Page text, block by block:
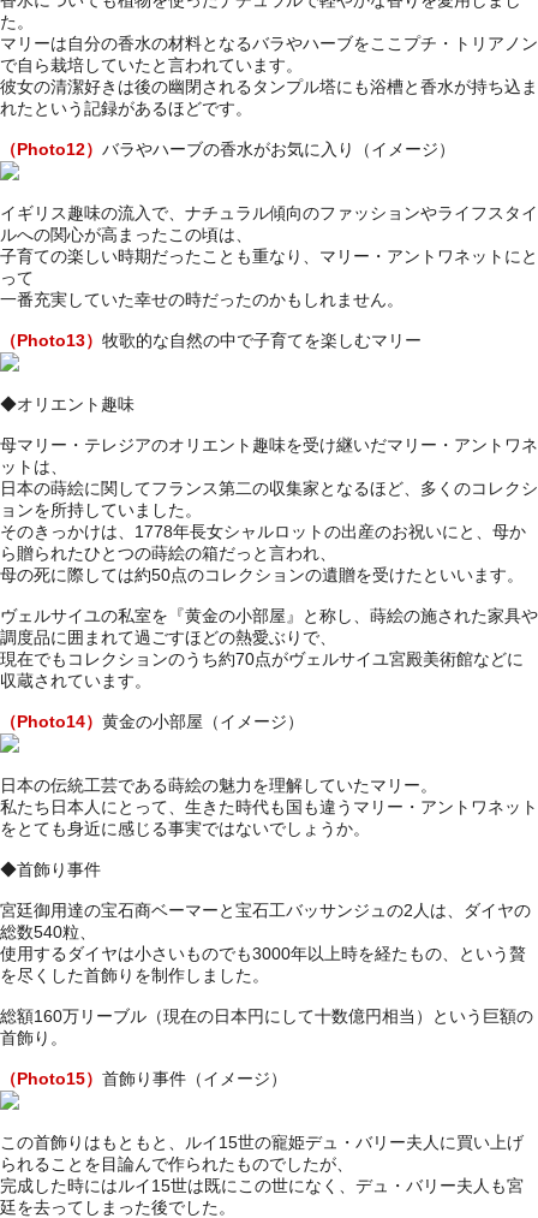
た。
マリーは自分の香水の材料となるバラやハーブをここプチ・トリアノン
で自ら栽培していたと言われています。
彼女の清潔好きは後の幽閉されるタンプル塔にも浴槽と香水が持ち込ま
れたという記録があるほどです。
（Photo12） バラやハーブの香水がお気に入り（イメージ）
イギリス趣味の流入で、ナチュラル傾向のファッションやライフスタイ
ルへの関心が高まったこの頃は、
子育ての楽しい時期だったことも重なり、マリー・アントワネットにと
って
一番充実していた幸せの時だったのかもしれません。
（Photo13） 牧歌的な自然の中で子育てを楽しむマリー
◆オリエント趣味
母マリー・テレジアのオリエント趣味を受け継いだマリー・アントワネ
ットは、
日本の蒔絵に関してフランス第二の収集家となるほど、多くのコレクシ
ョンを所持していました。
そのきっかけは、1778年長女シャルロットの出産のお祝いにと、母か
ら贈られたひとつの蒔絵の箱だっと言われ、
母の死に際しては約50点のコレクションの遺贈を受けたといいます。
ヴェルサイユの私室を『黄金の小部屋』と称し、蒔絵の施された家具や
調度品に囲まれて過ごすほどの熱愛ぶりで、
現在でもコレクションのうち約70点がヴェルサイユ宮殿美術館などに
収蔵されています。
（Photo14） 黄金の小部屋（イメージ）
日本の伝統工芸である蒔絵の魅力を理解していたマリー。
私たち日本人にとって、生きた時代も国も違うマリー・アントワネット
をとても身近に感じる事実ではないでしょうか。
◆首飾り事件
宮廷御用達の宝石商ベーマーと宝石工バッサンジュの2人は、ダイヤの
総数540粒、
使用するダイヤは小さいものでも3000年以上時を経たもの、という贅
を尽くした首飾りを制作しました。
総額160万リーブル（現在の日本円にして十数億円相当）という巨額の
首飾り。
（Photo15） 首飾り事件（イメージ）
この首飾りはもともと、ルイ15世の寵姫デュ・バリー夫人に買い上げ
られることを目論んで作られたものでしたが、
完成した時にはルイ15世は既にこの世になく、デュ・バリー夫人も宮
廷を去ってしまった後でした。